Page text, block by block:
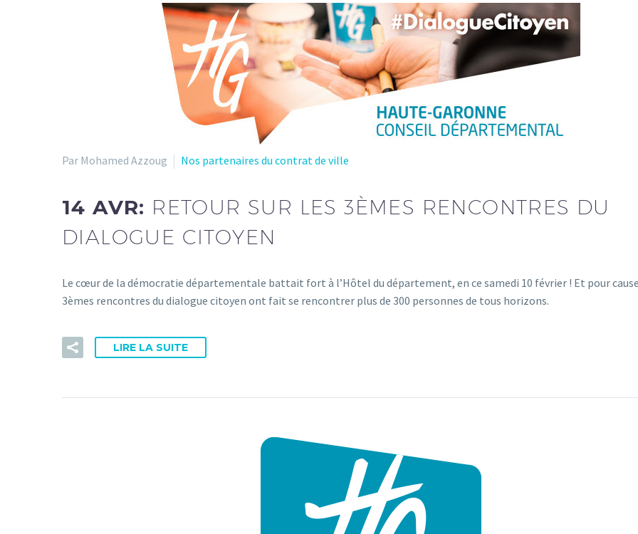
Par Mohamed Azzoug Nos partenaires du contrat de ville
14 AVR: RETOUR SUR LES 3ÈMES RENCONTRES DU
DIALOGUE CITOYEN
Le cœur de la démocratie départementale battait fort à l’Hôtel du département, en ce samedi 10 février ! Et pour
3èmes rencontres du dialogue citoyen ont fait se rencontrer plus de 300 personnes de tous horizons.
LIRE LA SUITE